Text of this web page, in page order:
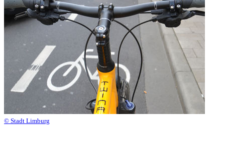
© Stadt Limburg